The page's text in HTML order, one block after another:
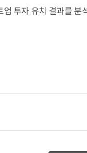
투자 유치 결과를